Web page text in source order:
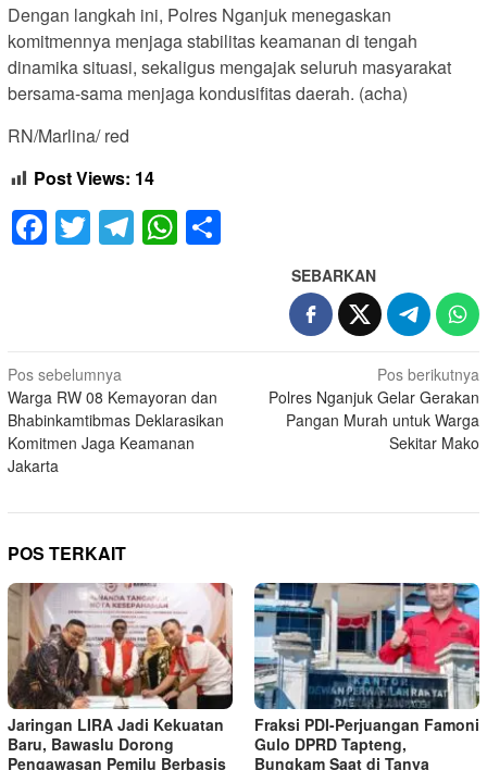
Dengan langkah ini, Polres Nganjuk menegaskan
komitmennya menjaga stabilitas keamanan di tengah
dinamika situasi, sekaligus mengajak seluruh masyarakat
bersama-sama menjaga kondusifitas daerah. (acha)
RN/Marlina/ red
Post Views: 14
Facebook
Twitter
Telegram
WhatsApp
SEBARKAN
Navigasi
pos
Pos sebelumnya
Warga RW 08 Kemayoran dan
Bhabinkamtibmas Deklarasikan
Komitmen Jaga Keamanan
Jakarta
Pos berikutnya
Polres Nganjuk Gelar Gerakan
Pangan Murah untuk Warga
Sekitar Mako
POS TERKAIT
Jaringan LIRA Jadi Kekuatan
Baru, Bawaslu Dorong
Pengawasan Pemilu Berbasis
Fraksi PDI-Perjuangan Famoni
Gulo DPRD Tapteng,
Bungkam Saat di Tanya